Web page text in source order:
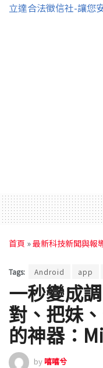
立達合法徵信社-讓您
首頁 »最新科技新聞與報
Tags: Android app
一秒變成
對、把妹
的神器：
by嘻嘻兮